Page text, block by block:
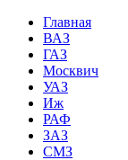
Главная
ВАЗ
ГАЗ
Москвич
УАЗ
Иж
РАФ
ЗАЗ
СМЗ